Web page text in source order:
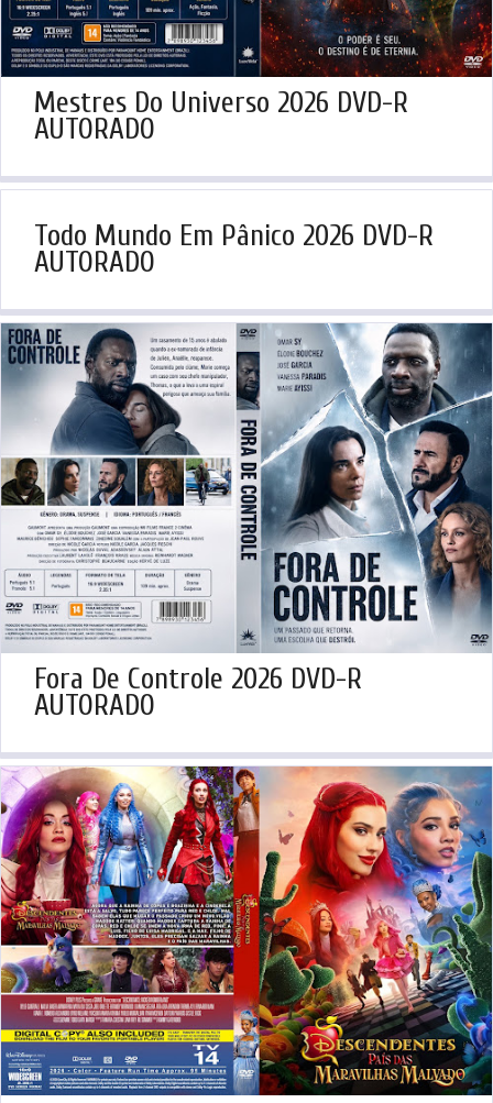
Mestres Do Universo 2026 DVD-R
AUTORADO
Todo Mundo Em Pânico 2026 DVD-R
AUTORADO
Fora De Controle 2026 DVD-R
AUTORADO